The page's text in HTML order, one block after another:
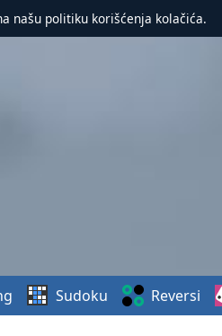
našu politiku korišćenja kolačića.
Sudoku Reversi